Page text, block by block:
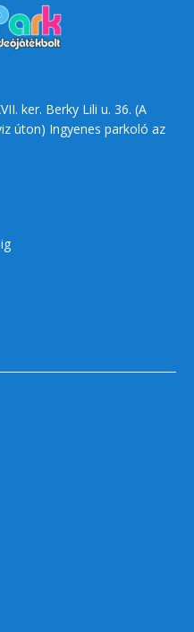
ker. Berky Lili u. 36. (A
úton) Ingyenes parkoló az